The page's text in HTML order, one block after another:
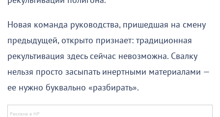
Новая команда руководства, пришедшая на смену
предыдущей, открыто признает: традиционная
рекультивация здесь сейчас невозможна. Свалку
нельзя просто засыпать инертными материалами —
ее нужно буквально «разбирать».